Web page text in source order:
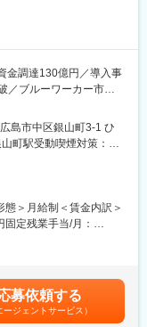
取得企業)/育児休暇か
サポートも充実
ます。就業開始後も、
に経験を積んでいただ
ない派遣先就業はあり
、IT企業の開発部門で
％以上あれば健全)。
金調達130億円／導入事
／ブルーワーカー市場
期にわたり伴走するコ
事業責任者やプロジェ
められるポジションで
的課題からアプローチ
する「真のビジネスパ
島市中区銀山町3-1 ひ
町駅受動喫煙対策：敷
＞月給制＜賃金内訳＞
定残業手当/月：
のみShort-term
給与改定あり賃金はあ
上下する可能性があり
募依頼する
ージェントサービス）